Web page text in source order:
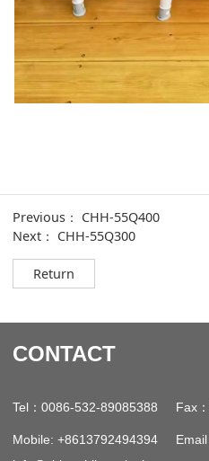
Previous： CHH-55Q400
Next： CHH-55Q300
Return
CONTACT
Tel ：0086-532-89085388 Fax
Mobile: +8613792494394 Email